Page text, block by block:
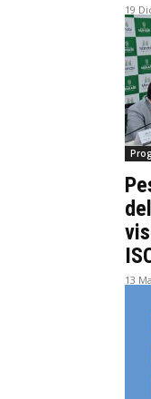
19
13